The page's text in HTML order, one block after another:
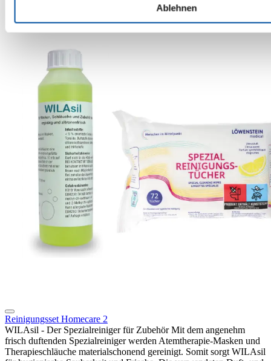
Ablehnen
Reinigungsset Homecare 2
WILAsil - Der Spezialreiniger für Zubehör Mit dem angenehm
frisch duftenden Spezialreiniger werden Atemtherapie-Masken und
Therapieschläuche materialschonend gereinigt. Somit sorgt WILAsil